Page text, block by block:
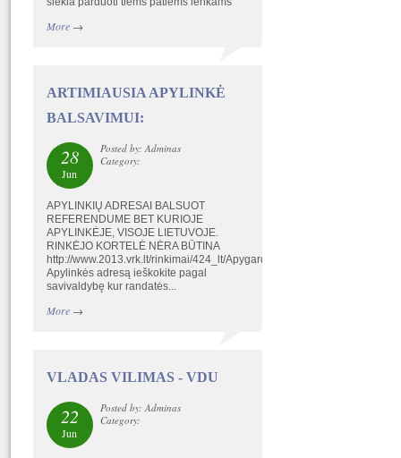
More→
ARTIMIAUSIA APYLINKĖ
BALSAVIMUI:
28
Jun
Posted by: Adminas
Category:
APYLINKIŲ ADRESAI BALSUOT
REFERENDUME BET KURIOJE
APYLINKĖJE, VISOJE LIETUVOJE.
RINKĖJO KORTELĖ NĖRA BŪTINA
http://www.2013.vrk.lt/rinkimai/424_lt/Apygardos/index.html
Apylinkės adresą ieškokite pagal
savivaldybę kur randatės...
More→
VLADAS VILIMAS - VDU
22
Jun
Posted by: Adminas
Category: